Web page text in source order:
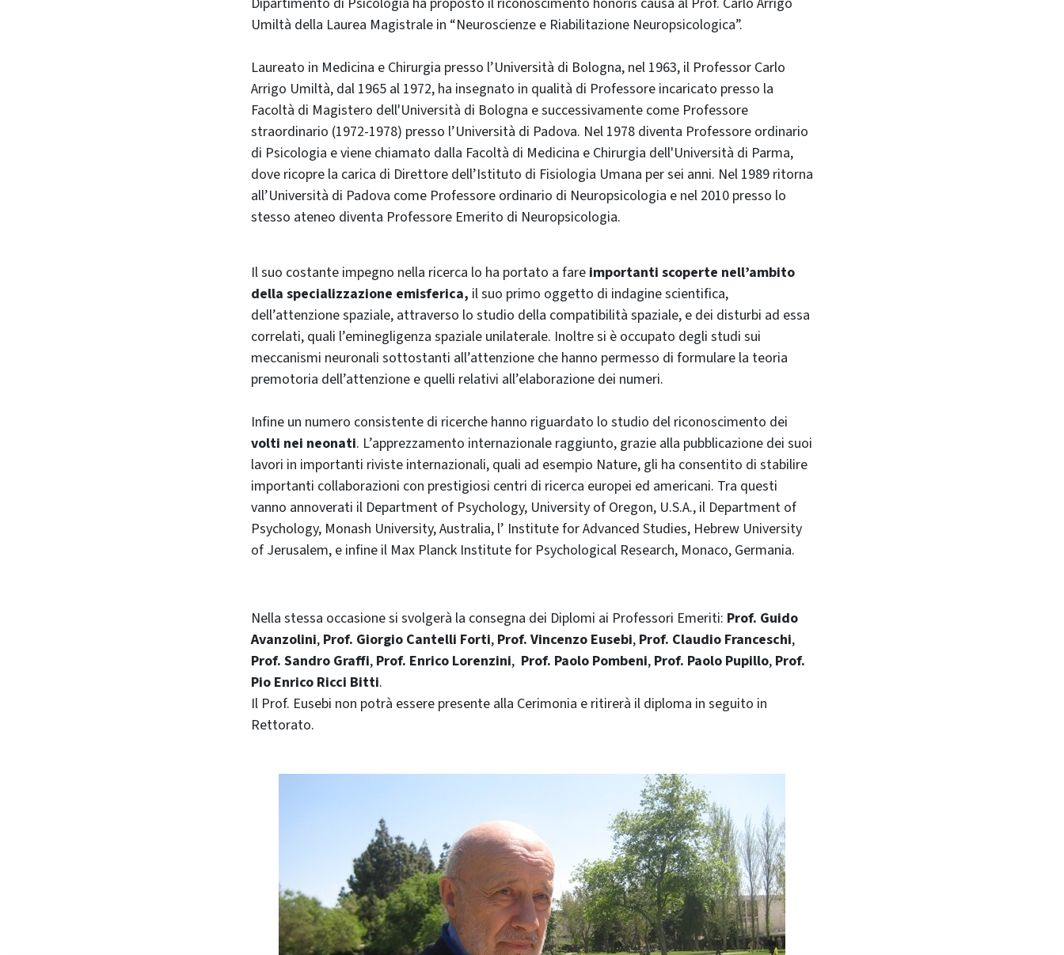
Umiltà della Laurea Magistrale in “Neuroscienze e Riabilitazione Neuropsicologica”.
Laureato in Medicina e Chirurgia presso l’Università di Bologna, nel 1963, il Professor Carlo
Arrigo Umiltà, dal 1965 al 1972, ha insegnato in qualità di Professore incaricato presso la
Facoltà di Magistero dell'Università di Bologna e successivamente come Professore
straordinario (1972-1978) presso l’Università di Padova. Nel 1978 diventa Professore ordinario
di Psicologia e viene chiamato dalla Facoltà di Medicina e Chirurgia dell'Università di Parma,
dove ricopre la carica di Direttore dell’Istituto di Fisiologia Umana per sei anni. Nel 1989 ritorna
all’Università di Padova come Professore ordinario di Neuropsicologia e nel 2010 presso lo
stesso ateneo diventa Professore Emerito di Neuropsicologia.
Il suo costante impegno nella ricerca lo ha portato a fare importanti scoperte nell’ambito
della specializzazione emisferica, il suo primo oggetto di indagine scientifica,
dell’attenzione spaziale, attraverso lo studio della compatibilità spaziale, e dei disturbi ad essa
correlati, quali l’eminegligenza spaziale unilaterale. Inoltre si è occupato degli studi sui
meccanismi neuronali sottostanti all’attenzione che hanno permesso di formulare la teoria
premotoria dell’attenzione e quelli relativi all’elaborazione dei numeri.
Infine un numero consistente di ricerche hanno riguardato lo studio del riconoscimento dei
volti nei neonati. L’apprezzamento internazionale raggiunto, grazie alla pubblicazione dei suoi
lavori in importanti riviste internazionali, quali ad esempio Nature, gli ha consentito di stabilire
importanti collaborazioni con prestigiosi centri di ricerca europei ed americani. Tra questi
vanno annoverati il Department of Psychology, University of Oregon, U.S.A., il Department of
Psychology, Monash University, Australia, l’ Institute for Advanced Studies, Hebrew University
of Jerusalem, e infine il Max Planck Institute for Psychological Research, Monaco, Germania.
Nella stessa occasione si svolgerà la consegna dei Diplomi ai Professori Emeriti: Prof. Guido
Avanzolini, Prof. Giorgio Cantelli Forti, Prof. Vincenzo Eusebi, Prof. Claudio Franceschi,
Prof. Sandro Graffi, Prof. Enrico Lorenzini, Prof. Paolo Pombeni, Prof. Paolo Pupillo, Prof.
Pio Enrico Ricci Bitti.
Il Prof. Eusebi non potrà essere presente alla Cerimonia e ritirerà il diploma in seguito in
Rettorato.